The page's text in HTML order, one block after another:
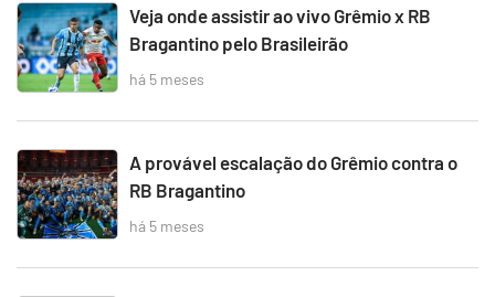
Veja onde assistir ao vivo Grêmio x RB
Bragantino pelo Brasileirão
há 5 meses
A provável escalação do Grêmio contra o
RB Bragantino
há 5 meses